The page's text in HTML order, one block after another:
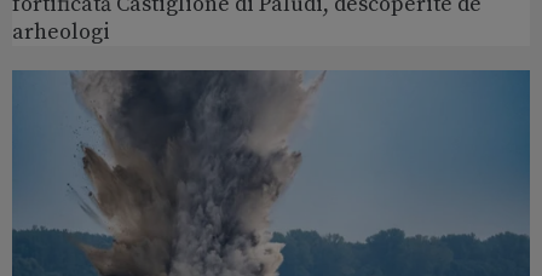
arheologi